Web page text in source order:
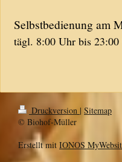
Selbstbedienung am
tägl. 8:00 Uhr bis
Druckversion | Sitemap
© Biohof-Müller
Erstellt mit IONOS